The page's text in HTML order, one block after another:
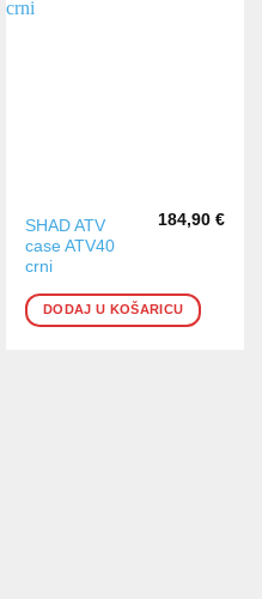
SHAD ATV
case ATV40
crni
184,90 €
DODAJ U KOŠARICU